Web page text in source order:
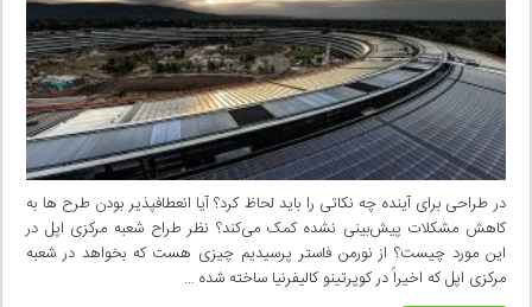
در طراحی برای آینده چه نکاتی را باید لحاظ کرد؟ آیا انعطافپذیر بودن طرح ها به
کاهش مشکلات پیش‌بینی نشده کمک می‌کند؟ نظر طراح شعبه مرکزی اپل در
این مورد چیست؟ از نورمن فاستر پرسیدیم چیزی هست که بخواهد در شعبه
مرکزی اپل که اخیراً در کوپرتینو کالیفرنیا ساخته شده …